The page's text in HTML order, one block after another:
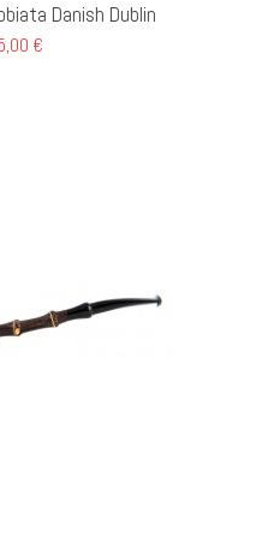
Danish Dublin
€